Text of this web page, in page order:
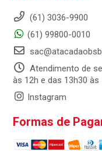
(61) 3036-9900
(61) 99800-0010
Atendimento de
às 12h e das 13h30 às
Instagram
Formas de